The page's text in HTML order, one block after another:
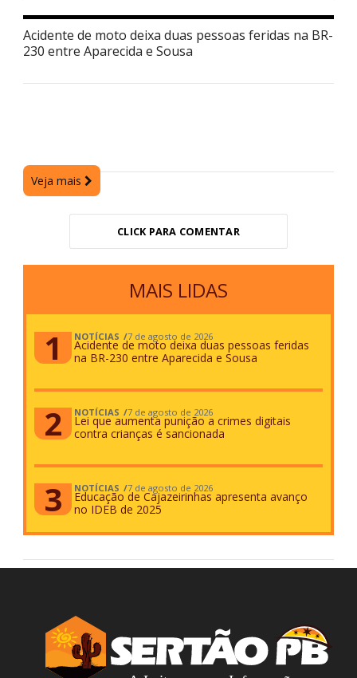
Acidente de moto deixa duas pessoas feridas na BR-
230 entre Aparecida e Sousa
Veja mais
CLICK PARA COMENTAR
MAIS LIDAS
NOTÍCIAS 7 de agosto de 2026
Acidente de moto deixa duas pessoas feridas
na BR-230 entre Aparecida e Sousa
NOTÍCIAS 7 de agosto de 2026
Lei que aumenta punição a crimes digitais
contra crianças é sancionada
NOTÍCIAS 7 de agosto de 2026
Educação de Cajazeirinhas apresenta avanço
no IDEB de 2025